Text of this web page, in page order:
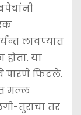
लावण्यात
या
पारणे फिटले.
मल्ल
तुराचा तर